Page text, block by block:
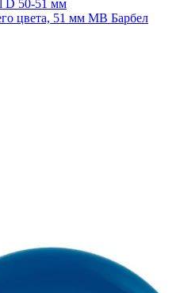
D 50-51 мм
цвета, 51 мм МВ Барбел